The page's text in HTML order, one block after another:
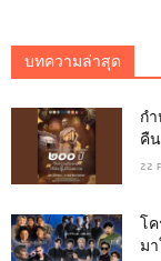
บทความล่าสุด
ก
คืน
22
โ
ม